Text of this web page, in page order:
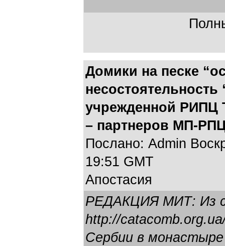
Домики на песке
учрежденной РИПЦ
– партнеров МП-
Послано: Admin
19:51 GMT
Апостасия
РЕДАКЦИЯ МИТ: Из
http://
Сербии в